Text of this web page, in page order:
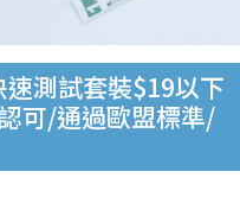
速測試套裝$19以下
可/通過歐盟標準/